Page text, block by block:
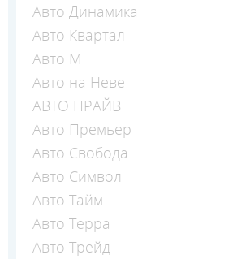
Авто Динамика
Авто Квартал
Авто М
Авто на Неве
АВТО ПРАЙВ
Авто Премьер
Авто Свобода
Авто Символ
Авто Тайм
Авто Терра
Авто Трейд